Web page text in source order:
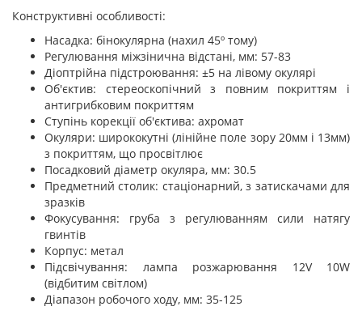
Конструктивні особливості:
Насадка: бінокулярна (нахил 45º тому)
Регулювання міжзінична відстані, мм: 57-83
Діоптрійна підстроювання: ±5 на лівому окулярі
Об'єктив: стереоскопічний з повним покриттям і
антигрибковим покриттям
Ступінь корекції об'єктива: ахромат
Окуляри: ширококутні (лінійне поле зору 20мм і 13мм)
з покриттям, що просвітлює
Посадковий діаметр окуляра, мм: 30.5
Предметний столик: стаціонарний, з затискачами для
зразків
Фокусування: груба з регулюванням сили натягу
гвинтів
Корпус: метал
Підсвічування: лампа розжарювання 12V 10W
(відбитим світлом)
Діапазон робочого ходу, мм: 35-125